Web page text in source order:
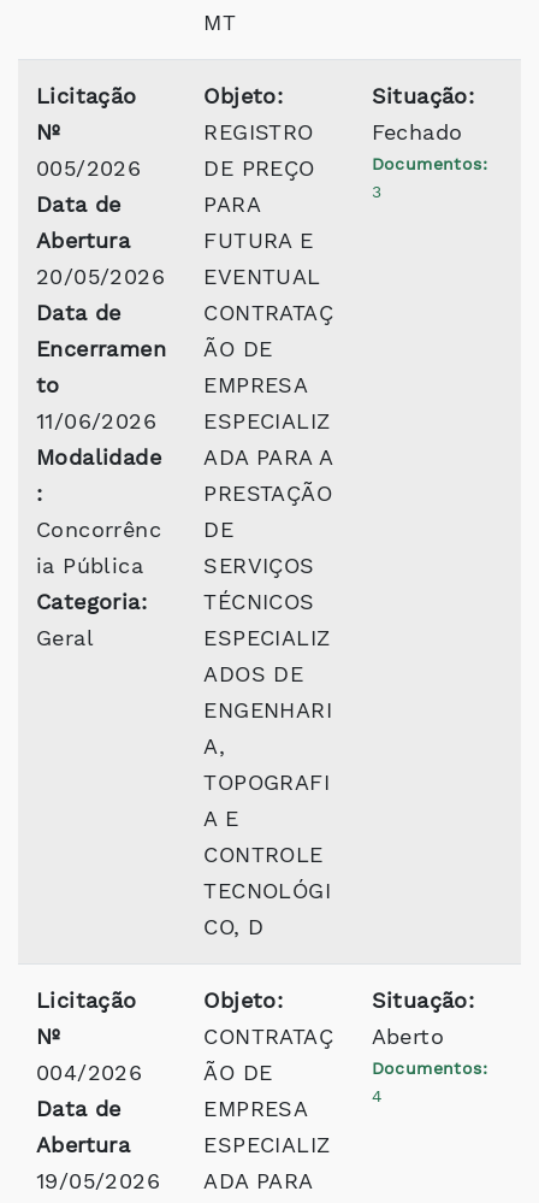
MT
Licitação
Nº
005/2026
Data de
Abertura
20/05/2026
Data de
Encerramen
to
11/06/2026
Modalidade
:
Concorrênc
ia Pública
Categoria:
Geral
Objeto:
REGISTRO
DE PREÇO
PARA
FUTURA E
EVENTUAL
CONTRATAÇ
ÃO DE
EMPRESA
ESPECIALIZ
ADA PARA A
PRESTAÇÃO
DE
SERVIÇOS
TÉCNICOS
ESPECIALIZ
ADOS DE
ENGENHARI
A,
TOPOGRAFI
A E
CONTROLE
TECNOLÓGI
CO, D
Situação:
Fechado
Documentos:
3
Licitação
Nº
004/2026
Data de
Abertura
19/05/2026
Objeto:
CONTRATAÇ
ÃO DE
EMPRESA
ESPECIALIZ
ADA PARA
Situação:
Aberto
Documentos:
4